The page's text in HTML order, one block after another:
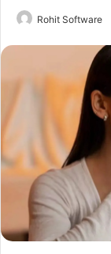
Rohit Software